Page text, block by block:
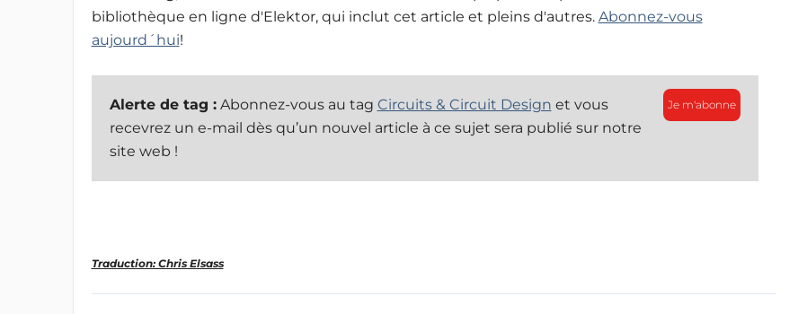
bibliothèque en ligne d'Elektor, qui inclut cet article et pleins d'autres. Abonnez-vous
aujourd´hui!
Je m'abonne
Alerte de tag :Abonnez-vous au tag Circuits & Circuit Design et vous
recevrez un e-mail dès qu’un nouvel article à ce sujet sera publié sur notre
site web !
Traduction: Chris Elsass